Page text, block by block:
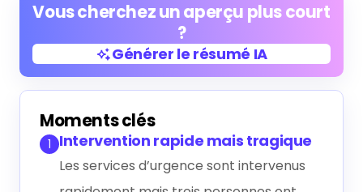
Vous cherchez un aperçu plus court
?
Générer le résumé IA
Générer le résumé IA
Moments clés
1 Intervention rapide mais tragique
Les services d’urgence sont intervenus